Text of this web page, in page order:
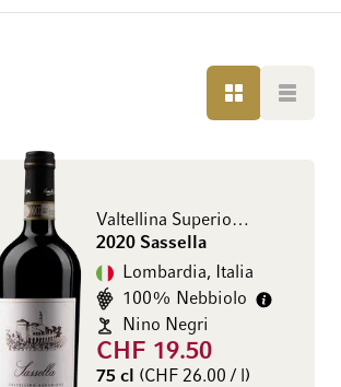
GRIGLIALISTA
Valtellina Superiore DOCG
2020 Sassella
Lombardia, Italia
100% Nebbiolo
Nino Negri
CHF 19.50
75 cl (CHF 26.00 / l)